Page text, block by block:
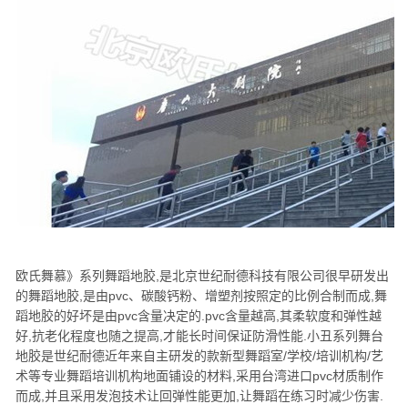
欧氏舞慕》系列舞蹈地胶,是北京世纪耐德科技有限公司很早研发出
的舞蹈地胶,是由pvc、碳酸钙粉、增塑剂按照定的比例合制而成,舞
蹈地胶的好坏是由pvc含量决定的.pvc含量越高,其柔软度和弹性越
好,抗老化程度也随之提高,才能长时间保证防滑性能.小丑系列舞台
地胶是世纪耐德近年来自主研发的款新型舞蹈室/学校/培训机构/艺
术等专业舞蹈培训机构地面铺设的材料,采用台湾进口pvc材质制作
而成,并且采用发泡技术让回弹性能更加,让舞蹈在练习时减少伤害.